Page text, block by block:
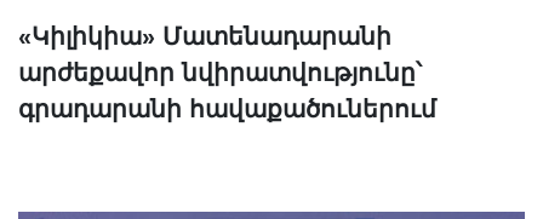
«Կիլիկիա» Մատենադարանի
արժեքավոր նվիրատվությունը՝
գրադարանի հավաքածուներում